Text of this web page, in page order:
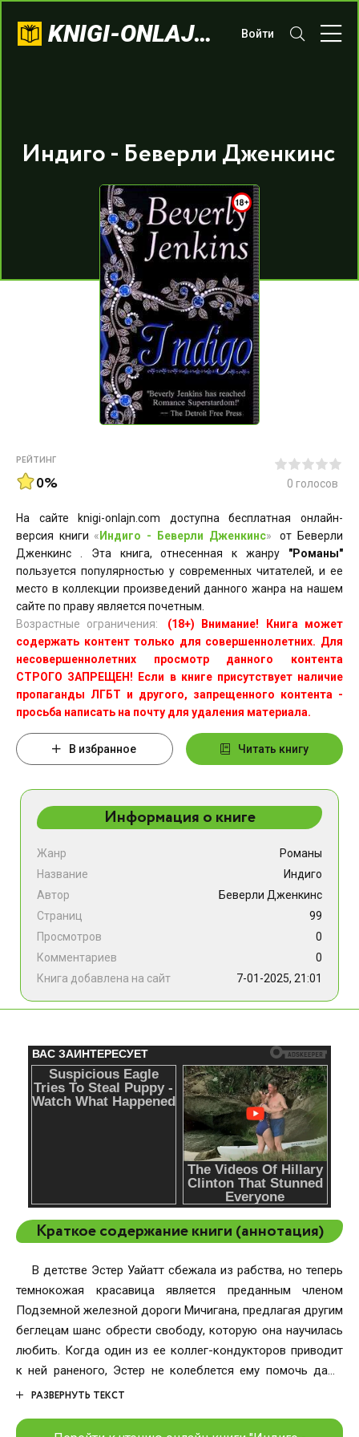
KNIGI-ONLAJN.COM Войти
Индиго - Беверли Дженкинс
РЕЙТИНГ
0% 0 голосов
На сайте knigi-onlajn.com доступна бесплатная онлайн-
версия книги « Индиго - Беверли Дженкинс»
от Беверли
Дженкинс . Эта книга, отнесенная к жанру "Романы"
пользуется популярностью у современных читателей, и ее
место в коллекции произведений данного жанра на нашем
сайте по праву является почетным.
Возрастные ограничения:
(18+) Внимание! Книга может
содержать контент только для совершеннолетних. Для
несовершеннолетних просмотр данного контента
СТРОГО ЗАПРЕЩЕН! Если в книге присутствует наличие
пропаганды ЛГБТ и другого, запрещенного контента -
просьба написать на почту для удаления материала.
В избранное Читать книгу
Информация о книге
Жанр
Романы
Название
Индиго
Автор
Беверли Дженкинс
Страниц
99
Просмотров
0
Комментариев
0
Книга добавлена на сайт
7-01-2025, 21:01
Краткое содержание книги (аннотация)
В детстве Эстер Уайатт сбежала из рабства, но теперь
темнокожая красавица является преданным членом
Подземной железной дороги Мичигана, предлагая другим
беглецам шанс обрести свободу, которую она научилась
любить. Когда один из ее коллег-кондукторов приводит
к ней раненого, Эстер не колеблется ему помочь даже
после того, как ей сообщают о цене за его голову.
известный как «Черный Дэниэл», важный член северной
РАЗВЕРНУТЬ ТЕКСТ